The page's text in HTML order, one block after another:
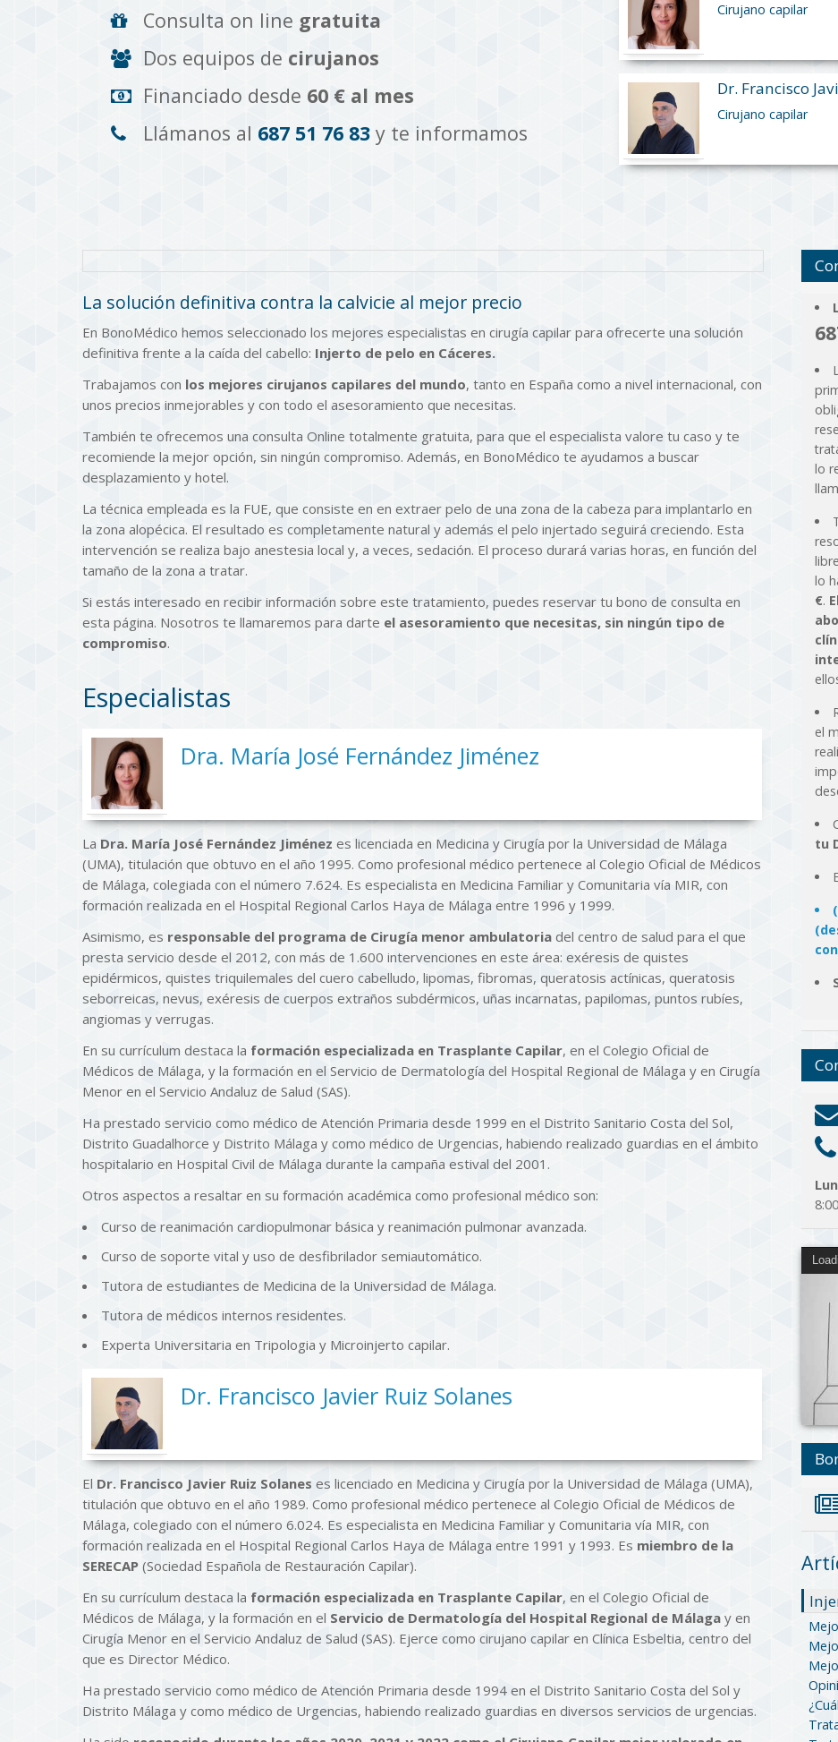
Consulta on line gratuita
Dos equipos de cirujanos
Financiado desde 60 € al mes
Llámanos al 687 51 76 83 y te informamos
Cirujano capilar
Dr. Francisco
Cirujano capilar
La solución definitiva contra la calvicie al mejor precio
En BonoMédico hemos seleccionado los mejores especialistas en cirugía capilar para ofrecerte una solución
definitiva frente a la caída del cabello: Injerto de pelo en Cáceres.
Trabajamos con los mejores cirujanos capilares del mundo, tanto en España como a nivel internacional, con
unos precios inmejorables y con todo el asesoramiento que necesitas.
También te ofrecemos una consulta Online totalmente gratuita, para que el especialista valore tu caso y te
recomiende la mejor opción, sin ningún compromiso. Además, en BonoMédico te ayudamos a buscar
desplazamiento y hotel.
La técnica empleada es la FUE, que consiste en en extraer pelo de una zona de la cabeza para implantarlo en
la zona alopécica. El resultado es completamente natural y además el pelo injertado seguirá creciendo. Esta
intervención se realiza bajo anestesia local y, a veces, sedación. El proceso durará varias horas, en función del
tamaño de la zona a tratar.
Si estás interesado en recibir información sobre este tratamiento, puedes reservar tu bono de consulta en
esta página. Nosotros te llamaremos para darte el asesoramiento que necesitas, sin ningún tipo de
compromiso.
Especialistas
Dra. María José Fernández Jiménez
La Dra. María José Fernández Jiménez es licenciada en Medicina y Cirugía por la Universidad de Málaga
(UMA), titulación que obtuvo en el año 1995. Como profesional médico pertenece al Colegio Oficial de Médicos
de Málaga, colegiada con el número 7.624. Es especialista en Medicina Familiar y Comunitaria vía MIR, con
formación realizada en el Hospital Regional Carlos Haya de Málaga entre 1996 y 1999.
Asimismo, es responsable del programa de Cirugía menor ambulatoria del centro de salud para el que
presta servicio desde el 2012, con más de 1.600 intervenciones en este área: exéresis de quistes
epidérmicos, quistes triquilemales del cuero cabelludo, lipomas, fibromas, queratosis actínicas, queratosis
seborreicas, nevus, exéresis de cuerpos extraños subdérmicos, uñas incarnatas, papilomas, puntos rubíes,
angiomas y verrugas.
En su currículum destaca la formación especializada en Trasplante Capilar, en el Colegio Oficial de
Médicos de Málaga, y la formación en el Servicio de Dermatología del Hospital Regional de Málaga y en Cirugía
Menor en el Servicio Andaluz de Salud (SAS).
Ha prestado servicio como médico de Atención Primaria desde 1999 en el Distrito Sanitario Costa del Sol,
Distrito Guadalhorce y Distrito Málaga y como médico de Urgencias, habiendo realizado guardias en el ámbito
hospitalario en Hospital Civil de Málaga durante la campaña estival del 2001.
Otros aspectos a resaltar en su formación académica como profesional médico son:
Curso de reanimación cardiopulmonar básica y reanimación pulmonar avanzada.
Curso de soporte vital y uso de desfibrilador semiautomático.
Tutora de estudiantes de Medicina de la Universidad de Málaga.
Tutora de médicos internos residentes.
Experta Universitaria en Tripologia y Microinjerto capilar.
Dr. Francisco Javier Ruiz Solanes
El Dr. Francisco Javier Ruiz Solanes es licenciado en Medicina y Cirugía por la Universidad de Málaga (UMA),
titulación que obtuvo en el año 1989. Como profesional médico pertenece al Colegio Oficial de Médicos de
Málaga, colegiado con el número 6.024. Es especialista en Medicina Familiar y Comunitaria vía MIR, con
formación realizada en el Hospital Regional Carlos Haya de Málaga entre 1991 y 1993. Es miembro de la
SERECAP (Sociedad Española de Restauración Capilar).
En su currículum destaca la formación especializada en Trasplante Capilar, en el Colegio Oficial de
Médicos de Málaga, y la formación en el Servicio de Dermatología del Hospital Regional de Málaga y en
Cirugía Menor en el Servicio Andaluz de Salud (SAS). Ejerce como cirujano capilar en Clínica Esbeltia, centro del
que es Director Médico.
Ha prestado servicio como médico de Atención Primaria desde 1994 en el Distrito Sanitario Costa del Sol y
Distrito Málaga y como médico de Urgencias, habiendo realizado guardias en diversos servicios de urgencias.
lo
lo
€.
el
tu